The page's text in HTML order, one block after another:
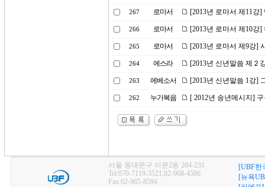
267 로마서 [2013년 로마서 제11강
266 로마서 [2013년 로마서 제10강
265 로마서 [2013년 로마서 제9강]
264 에스라 [2013년 신년말씀 제２
263 에베소서 [2013년 신년말씀 1강]
262 누가복음 [ 2012년 송년메시지]
서울 동대문구 이문2동 264-231
Tel:070-7119-3521,02-968-4586
Fax:02-965-8594
[UBF한
[뉴욕